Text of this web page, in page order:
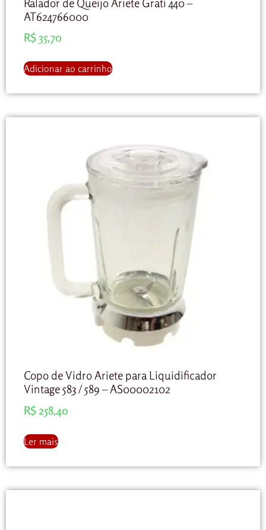
AT624766000
R$35,70
Adicionar ao carrinho
Copo de Vidro Ariete para Liquidificador
Vintage 583 / 589 – AS00002102
R$258,40
Ler mais